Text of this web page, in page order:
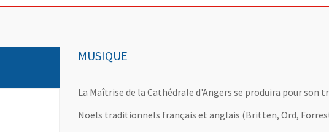
MUSIQUE
La Maîtrise de la Cathédrale d'Angers se produira pour son
Noëls traditionnels français et anglais (Britten, Ord,